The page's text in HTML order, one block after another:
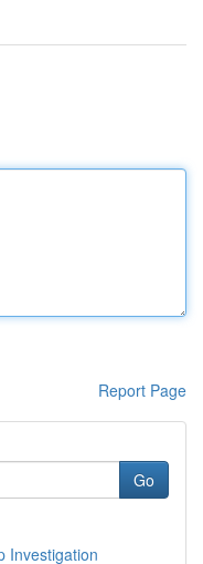
Report Page
Go
Investigation